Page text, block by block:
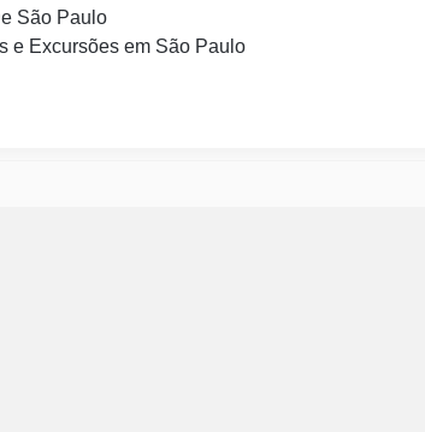
São Paulo
e Excursões em São Paulo